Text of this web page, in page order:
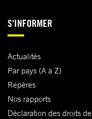
S'INFORMER
Actualités
Par pays (A à Z)
Repères
Nos rapports
Déclaration des droits de